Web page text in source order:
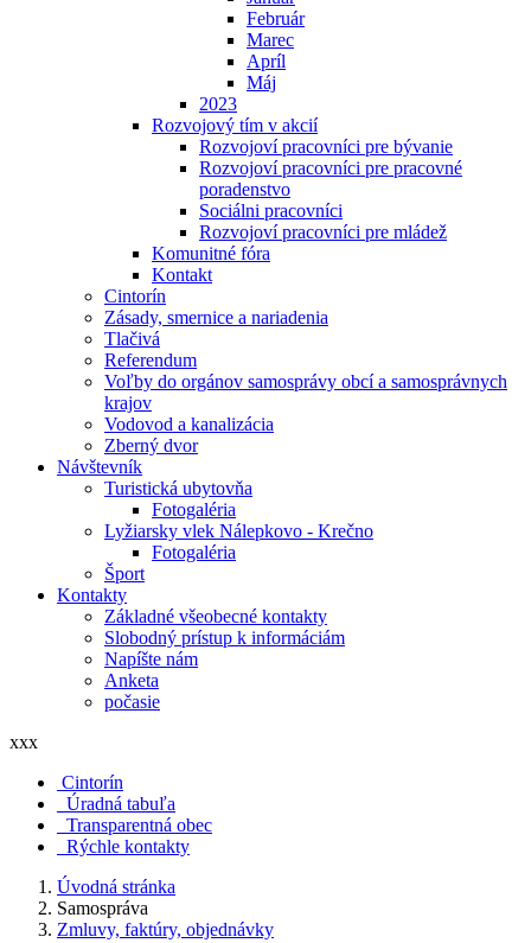
Február
Marec
Apríl
Máj
2023
Rozvojový tím v akcií
Rozvojoví pracovníci pre bývanie
Rozvojoví pracovníci pre pracovné
poradenstvo
Sociálni pracovníci
Rozvojoví pracovníci pre mládež
Komunitné fóra
Kontakt
Cintorín
Zásady, smernice a nariadenia
Tlačivá
Referendum
Voľby do orgánov samosprávy obcí a samosprávnych
krajov
Vodovod a kanalizácia
Zberný dvor
Návštevník
Turistická ubytovňa
Fotogaléria
Lyžiarsky vlek Nálepkovo - Krečno
Fotogaléria
Šport
Kontakty
Základné všeobecné kontakty
Slobodný prístup k informáciám
Napíšte nám
Anketa
počasie
xxx
Cintorín
Úradná tabuľa
Transparentná obec
Rýchle kontakty
Úvodná stránka
Samospráva
Zmluvy, faktúry, objednávky